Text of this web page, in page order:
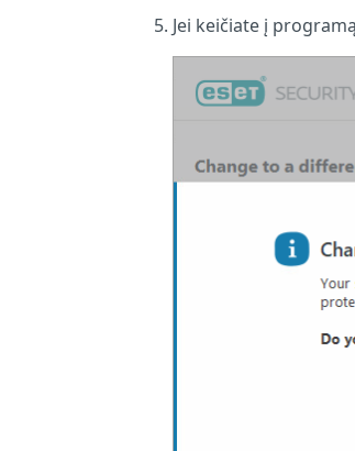
Jei keičiate į